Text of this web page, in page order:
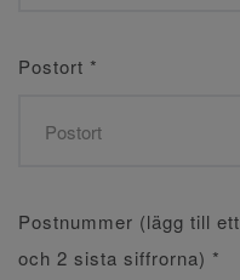
Postort *
Postnummer (lägg till
och 2 sista siffrorna) *